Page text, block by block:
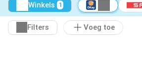
Winkels 1
Filters Voeg toe